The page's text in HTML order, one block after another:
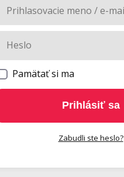
Pamätať si ma
Prihlásiť sa
Zabudli ste heslo?